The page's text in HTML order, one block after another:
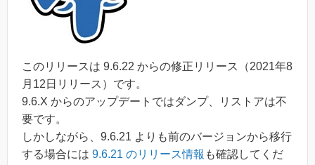
このリリースは 9.6.22 からの修正リリース（2021年8
月12日リリース）です。
9.6.X からのアップデートではダンプ、リストアは不
要です。
しかしながら、9.6.21 よりも前のバージョンから移行
する場合には 9.6.21 のリリース情報 も確認してくだ